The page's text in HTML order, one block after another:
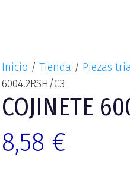
Inicio / Tienda / Piezas
6004.2RSH/C3
COJINETE
8,58 €